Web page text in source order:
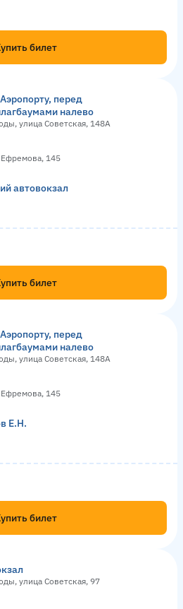
билет
перед
налево
улица Советская, 148А
145
билет
автовокзал
перед
налево
улица Советская, 148А
145
билет
Е.Н.
улица Советская, 97